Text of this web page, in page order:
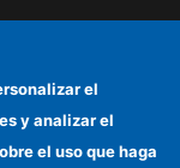
el
y analizar el
el uso que haga